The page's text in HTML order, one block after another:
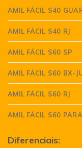
AMIL FÁCIL S40
AMIL FÁCIL S40 RJ
AMIL FÁCIL S60 SP
AMIL FÁCIL S60 BX-
AMIL FÁCIL S60 RJ
AMIL FÁCIL S60
Diferenciais: